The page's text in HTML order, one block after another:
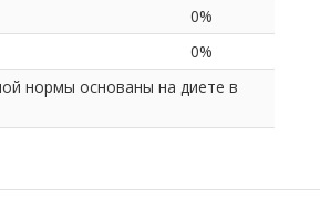
0%
0%
нормы основаны на диете в